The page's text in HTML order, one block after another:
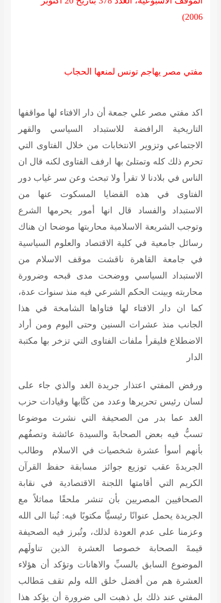
2006)
مفتي مصر يهاجم تونس لمنعها الحجاب
اكد مفتي مصر علي جمعة أن دار الافتاء لها مواقفها
التاريخية الرافضة للاستبداد السياسي والقهر
الاجتماعي وتزوير الانتخابات من خلال الفتاوى التي
تحرم ذلك كله وتمتلئ بها ارفف الفتاوى لكنه قال ان
الناس في بلادنا لا تقرأ ولا تبحث وعن سر غياب دور
الفتاوى في هذه القضايا المسكوت عنها من
الاستبداد والفساد قال انها أمور يحرمها الشرع
وتوجب الشريعة الاسلامية محاربتها موضحا ان هناك
رسائل جامعية في كلية الاقتصاد والعلوم السياسية
في جامعة القاهرة ناقشت موقف الاسلام من
الاستبداد السياسي ووضحت مدى قبحه وضرورة
محاربته وبينت الحكم الشرعي فيه منذ سنوات عدة،
كما ان دار الافتاء لها فتاواها الشامخة في هذا
الجانب منذ عشرات السنين وحتى اليوم ومن أراد
الاضطلاع فليقرأ ملفات الفتاوى التي تزخر بها مكتبة
الدار
ورفض المفتي اعتذار جريدة الغد والذي جاء على
لسان رئيس تحريرها وعدد من كتَّابها وقيادات حزب
الغد عما بدر من الصحيفة التي نشرت موضوعا
تسبُّ فيه بعض الصحابةَ والسيدة عائشة وتصفُهم
بأنهم أسوأ عشرة شخصيات في الاسلام وطالب
الجريدةَ عقب توزيع جوائز مسابقة حفظ القرآن
الكريم التي أقامتها اللجنة الاقتصادية في نقابة
الصحافيين المصريين بأن تنشر ملحقًا مماثلاً مع
الجريدة يحمل عنوانًا رئيسيًّا مكتوبًا فيه: تُبنا الى الله
وعزمنا على عدم العودة لذلك، وتُبرز فيه الصحيفة
قيمةَ الصحابة خصوصا العشرة الذين تناولَهم
الموضوع السابق بالسبِّ والاهانات وتؤكد أن هؤلاء
العشرة هم من أفضل خلق الله ولم تقف مَطالب
المفتي عند ذلك بل ذهبت الى ضرورة أن يؤكد هذا